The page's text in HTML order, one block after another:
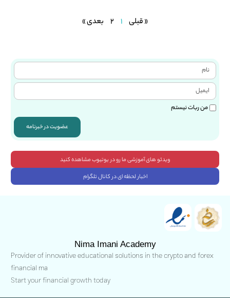
« قبلی 1
2 بعدی »
من ربات نیستم
عضویت در خبرنامه
ویدئو های آموزشی ما رو در یوتیوب مشاهده کنید
اخبار لحظه ای در کانال تلگرام
Nima Imani Academy
Provider of innovative educational solutions in the crypto and forex
financial ma
Start your financial growth today